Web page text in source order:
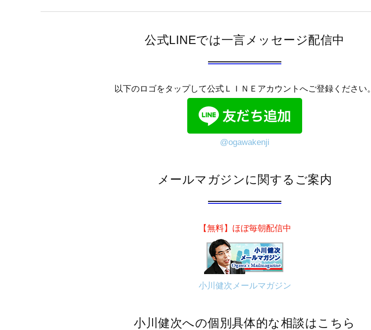
公式LINEでは一言メッセージ配信中
以下のロゴをタップして公式ＬＩＮＥアカウントへご登録ください。
@ogawakenji
メールマガジンに関するご案内
【無料】ほぼ毎朝配信中
小川健次メールマガジン
小川健次への個別具体的な相談はこちら